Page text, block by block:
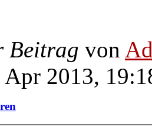
Beitrag von
Apr 2013,